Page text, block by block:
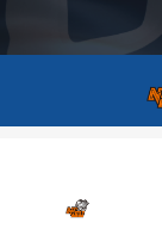
公開女一級